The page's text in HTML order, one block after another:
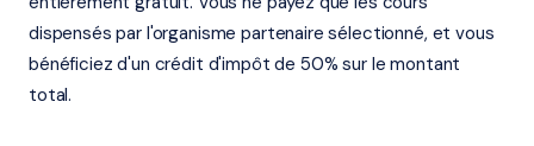
dispensés par l'organisme partenaire sélectionné, et vous
bénéficiez d'un crédit d'impôt de 50% sur le montant
total.